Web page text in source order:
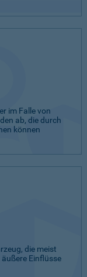
im Falle von
ab, die durch
können
die meist
Einflüsse